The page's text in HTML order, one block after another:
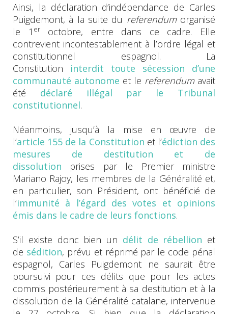
Ainsi, la déclaration d’indépendance de Carles
Puigdemont, à la suite du referendumorganisé
le 1 eroctobre, entre dans ce cadre. Elle
contrevient incontestablement à l’ordre légal et
constitutionnel espagnol. La
Constitution interdit toute sécession d’une
communauté autonome et le referendumavait
été déclaré illégal par le Tribunal
constitutionnel.
Néanmoins, jusqu’à la mise en œuvre de
l’article 155 de la Constitution et l’édiction des
mesures de destitution et de
dissolution prises par le Premier ministre
Mariano Rajoy, les membres de la Généralité et,
en particulier, son Président, ont bénéficié de
l’immunité à l’égard des votes et opinions
émis dans le cadre de leurs fonctions.
S’il existe donc bien un délit de rébellion et
de sédition, prévu et réprimé par le code pénal
espagnol, Carles Puigdemont ne saurait être
poursuivi pour ces délits que pour les actes
commis postérieurement à sa destitution et à la
dissolution de la Généralité catalane, intervenue